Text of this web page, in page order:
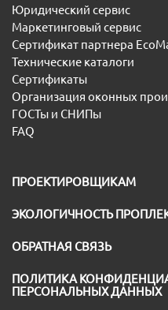
Юридический сервис
Маркетинговый сервис
Сертификат партнера
Технические каталоги
Сертификаты
Организация оконных
ГОСТы и СНИПы
FAQ
ПРОЕКТИРОВЩИКАМ
ЭКОЛОГИЧНОСТЬ
ОБРАТНАЯ СВЯЗЬ
ПОЛИТИКА
ПЕРСОНАЛЬНЫХ ДАННЫХ